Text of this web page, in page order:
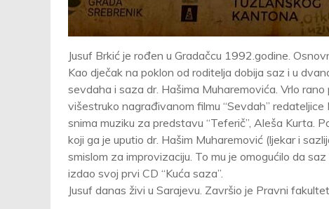
Jusuf Brkić je rođen u Gradačcu 1992.godine.
Kao dječak na poklon od roditelja dobija saz i u
sevdaha i saza dr. Hašima Muharemovića. Vrlo
višestruko nagrađivanom filmu “Sevdah”
snima muziku za predstavu “Teferič”, Aleša Kurta.
koji ga je uputio dr. Hašim Muharemović (ljekar i
smislom za improvizaciju. To mu je omogućilo da
izdao svoj prvi CD “Kuća saza”.
Jusuf danas živi u Sarajevu. Završio je Pravni